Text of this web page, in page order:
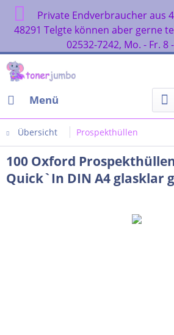
Private Endverbraucher aus
48291 Telgte können aber gerne
02532-7242, Mo. - Fr. 8
Menü
Übersicht Prospekthüllen
100 Oxford
Quick`In DIN A4 glasklar